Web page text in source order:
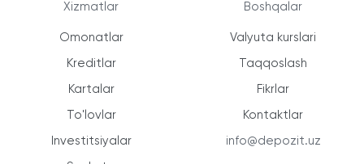
Xizmatlar
Omonatlar
Kreditlar
Kartalar
To'lovlar
Investitsiyalar
Boshqalar
Valyuta kurslari
Taqqoslash
Fikrlar
Kontaktlar
info@depozit.uz